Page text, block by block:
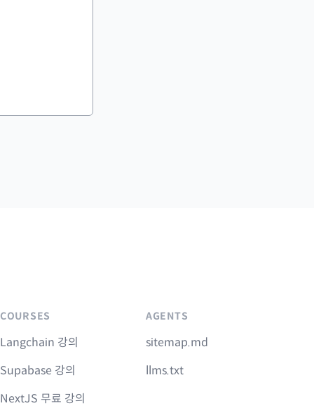
COURSES
Langchain 강의
Supabase 강의
NextJS 무료 강의
AGENTS
sitemap.md
llms.txt